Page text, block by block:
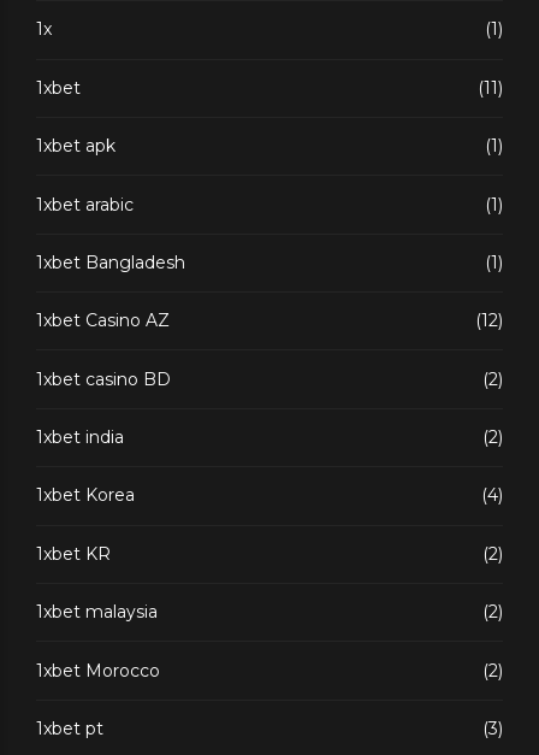
1x (1)
1xbet (11)
1xbet apk (1)
1xbet arabic (1)
1xbet Bangladesh (1)
1xbet Casino AZ (12)
1xbet casino BD (2)
1xbet india (2)
1xbet Korea (4)
1xbet KR (2)
1xbet malaysia (2)
1xbet Morocco (2)
1xbet pt (3)